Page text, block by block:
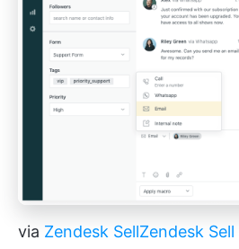
via Zendesk SellZendesk Sell